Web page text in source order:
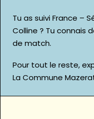
Tu as suiviFrance –
Colline ? Tu connais
de match.
Pour tout le reste,
La Commune